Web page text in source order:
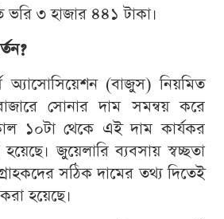
ভরি ৩ হাজার ৪৪১ টাকা।
অ্যাসোসিয়েশন (বাজুস) নিয়মিত
সোনার দাম সমন্বয় করে
১০টা থেকে এই দাম কার্যকর
হয়েছে। জুয়েলারি ব্যবসায় স্বচ্ছতা
সঠিক দামের তথ্য দিতেই
হয়েছে।